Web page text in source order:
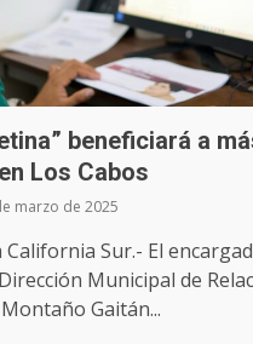
beneficiará a
Los Cabos
marzo de 2025
California Sur.- El
Municipal de
Gaitán...